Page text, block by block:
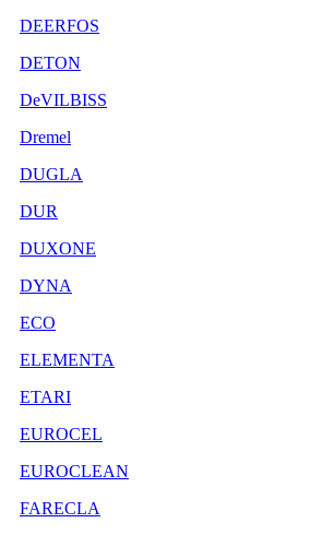
DEERFOS
DETON
DeVILBISS
Dremel
DUGLA
DUR
DUXONE
DYNA
ECO
ELEMENTA
ETARI
EUROCEL
EUROCLEAN
FARECLA